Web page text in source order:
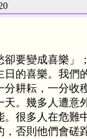
要變成喜樂」
的喜樂。我們
耕耘，一分收
。幾多人遭意
很多人在危難
否則他們會磋